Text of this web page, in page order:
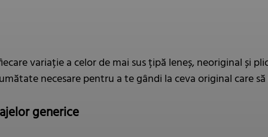
variație a celor de mai sus țipă leneș, neoriginal și
necesare pentru a te gândi la ceva original care
generice